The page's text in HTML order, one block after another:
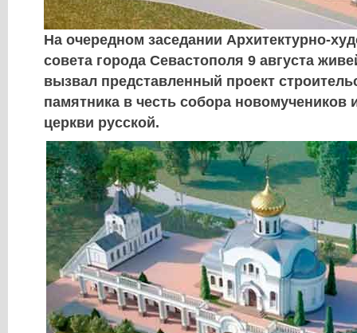
На очередном заседании Архитектурно-
совета города Севастополя 9 августа
вызвал представленный проект
памятника в честь собора новомучеников
церкви русской.